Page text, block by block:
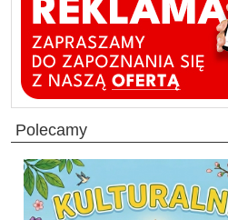
polecamy